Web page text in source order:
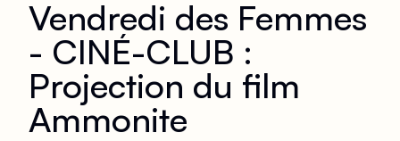
Vendredi des Femmes
- CINÉ-CLUB :
Projection du film
Ammonite